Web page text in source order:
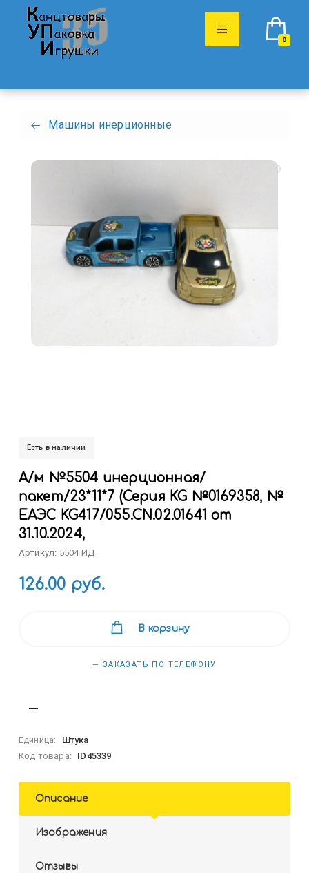
0
Машины инерционные
Есть в наличии
А/м №5504 инерционная/
пакет/23*11*7 (Серия KG №0169358, №
ЕАЭС KG417/055.CN.02.01641 от
31.10.2024,
Артикул: 5504 ИД
126.00 руб.
В корзину
— ЗАКАЗАТЬ ПО ТЕЛЕФОНУ
Единица:
Штука
Код товара:
ID45339
Описание
Изображения
Отзывы